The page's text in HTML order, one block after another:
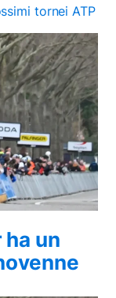
tornei ATP
ha un